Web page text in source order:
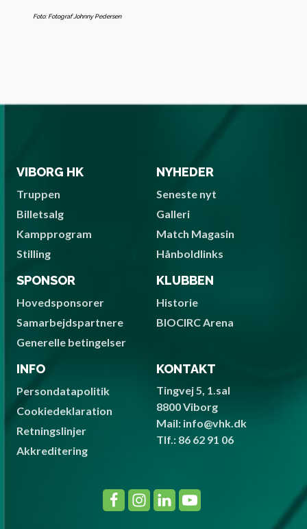
Foto: Fotograf Johnny Pedersen
VIBORG HK
Truppen
Billetsalg
Kampprogram
Stilling
NYHEDER
Seneste nyt
Galleri
Match Magasin
Hånboldlinks
SPONSOR
Hovedsponsorer
Samarbejdspartnere
Generelle betingelser
KLUBBEN
Historie
BIOCIRC Arena
INFO
Persondatapolitik
Cookiedeklaration
Retningslinjer
Akkreditering
KONTAKT
Tingvej 5, 1.sal
8800 Viborg
Mail: info@vhk.dk
Tlf.: 86 62 91 06